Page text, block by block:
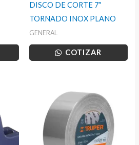
DISCO DE CORTE 7″
TORNADO INOX PLANO
GENERAL
COTIZAR